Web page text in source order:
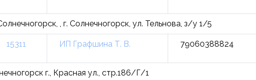
, г. Солнечногорск, ул. Тельнова, з/у 1/5
15311 ИП Графшина Т. В. 79060388824
г., Красная ул., стр.186/Г/1